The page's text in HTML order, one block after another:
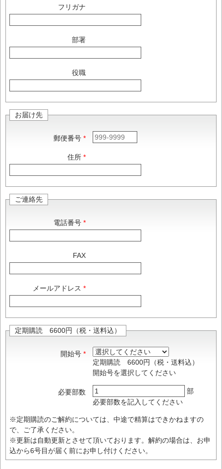
フリガナ
部署
役職
お届け先
郵便番号
住所
ご連絡先
電話番号
FAX
メールアドレス
定期購読 6600円（税・送料込）
開始号
定期購読 6600円（税・送料込）
開始号を選択してください
必要部数
部
必要部数を記入してください
※定期購読のご解約については、中途で精算はできかねますの
で、ご了承ください。
※更新は自動更新とさせて頂いております。解約の場合は、お申
込から6号目が届く前にお申し付けください。